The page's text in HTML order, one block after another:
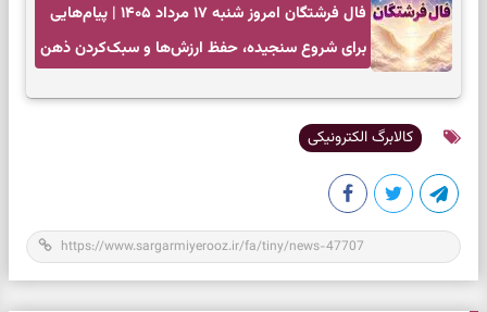
فال فرشتگان امروز شنبه ۱۷ مرداد ۱۴۰۵ | پیام‌هایی
برای شروع سنجیده، حفظ ارزش‌ها و سبک‌کردن ذهن
کالابرگ الکترونیکی